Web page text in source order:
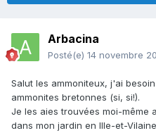
Arbacina
Posté(e) 14 novembre
Salut les ammoniteux, j'ai
ammonites bretonnes (si, si!).
Je les aies trouvées moi-même
dans mon jardin en Ille-et-